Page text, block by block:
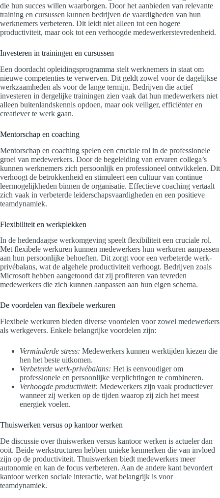
die hun succes willen waarborgen. Door het aanbieden van relevante
training en cursussen kunnen bedrijven de vaardigheden van hun
werknemers verbeteren. Dit leidt niet alleen tot een hogere
productiviteit, maar ook tot een verhoogde medewerkerstevredenheid.
Investeren in trainingen en cursussen
Een doordacht opleidingsprogramma stelt werknemers in staat om
nieuwe competenties te verwerven. Dit geldt zowel voor de dagelijkse
werkzaamheden als voor de lange termijn. Bedrijven die actief
investeren in dergelijke trainingen zien vaak dat hun medewerkers niet
alleen buitenlandskennis opdoen, maar ook veiliger, efficiënter en
creatiever te werk gaan.
Mentorschap en coaching
Mentorschap en coaching spelen een cruciale rol in de professionele
groei van medewerkers. Door de begeleiding van ervaren collega’s
kunnen werknemers zich persoonlijk en professioneel ontwikkelen. Dit
verhoogt de betrokkenheid en stimuleert een cultuur van continue
leermogelijkheden binnen de organisatie. Effectieve coaching vertaalt
zich vaak in verbeterde leiderschapsvaardigheden en een positieve
teamdynamiek.
Flexibiliteit en werkplekken
In de hedendaagse werkomgeving speelt flexibiliteit een cruciale rol.
Met flexibele werkuren kunnen medewerkers hun werkuren aanpassen
aan hun persoonlijke behoeften. Dit zorgt voor een verbeterde werk-
privébalans, wat de algehele productiviteit verhoogt. Bedrijven zoals
Microsoft hebben aangetoond dat zij profiteren van tevreden
medewerkers die zich kunnen aanpassen aan hun eigen schema.
De voordelen van flexibele werkuren
Flexibele werkuren bieden diverse voordelen voor zowel medewerkers
als werkgevers. Enkele belangrijke voordelen zijn:
Verminderde stress: Medewerkers kunnen werktijden kiezen die
hen het beste uitkomen.
Verbeterde werk-privébalans: Het is eenvoudiger om
professionele en persoonlijke verplichtingen te combineren.
Verhoogde productiviteit: Medewerkers zijn vaak productiever
wanneer zij werken op de tijden waarop zij zich het meest
energiek voelen.
Thuiswerken versus op kantoor werken
De discussie over thuiswerken versus kantoor werken is actueler dan
ooit. Beide werkstructuren hebben unieke kenmerken die van invloed
zijn op de productiviteit. Thuiswerken biedt medewerkers meer
autonomie en kan de focus verbeteren. Aan de andere kant bevordert
kantoor werken sociale interactie, wat belangrijk is voor
teamdynamiek.